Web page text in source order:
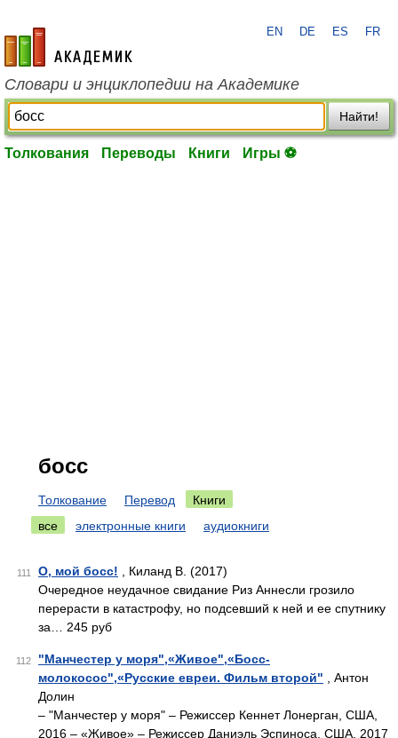
academic.ru
EN DE ES FR
Словари и энциклопедии на Академике
Найти!
Толкования Переводы Книги Игры ⚽
босс
Толкование Перевод
Книги
все
электронные книги аудиокниги
111 О, мой босс! , Киланд В. (2017)
Очередное неудачное свидание Риз Аннесли грозило
перерасти в катастрофу, но подсевший к ней и ее спутнику
за… 245 руб
112
"Манчестер у моря",«Живое",«Босс-
молокосос",«Русские евреи. Фильм второй" , Антон
Долин
– "Манчестер у моря" – Режиссер Кеннет Лонерган, США,
2016 – «Живое» – Режиссер Даниэль Эспиноса, США, 2017